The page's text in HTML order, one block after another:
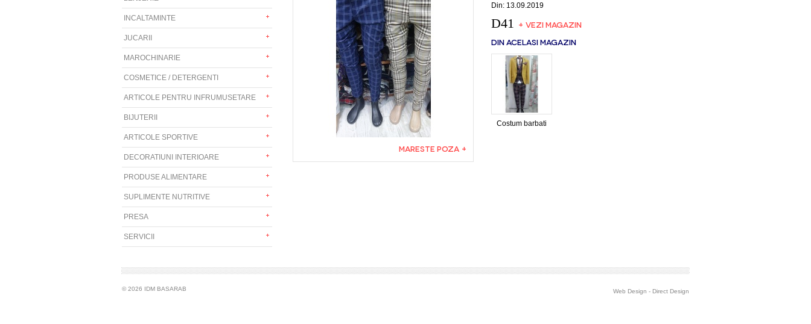
INCALTAMINTE
JUCARII
MAROCHINARIE
COSMETICE / DETERGENTI
ARTICOLE PENTRU INFRUMUSETARE
BIJUTERII
ARTICOLE SPORTIVE
DECORATIUNI INTERIOARE
PRODUSE ALIMENTARE
SUPLIMENTE NUTRITIVE
PRESA
SERVICII
MARESTE POZA +
Din: 13.09.2019
D41 + VEZI MAGAZIN
DIN ACELASI MAGAZIN
Costum barbati
© 2026 IDM BASARAB Web Design - Direct Design